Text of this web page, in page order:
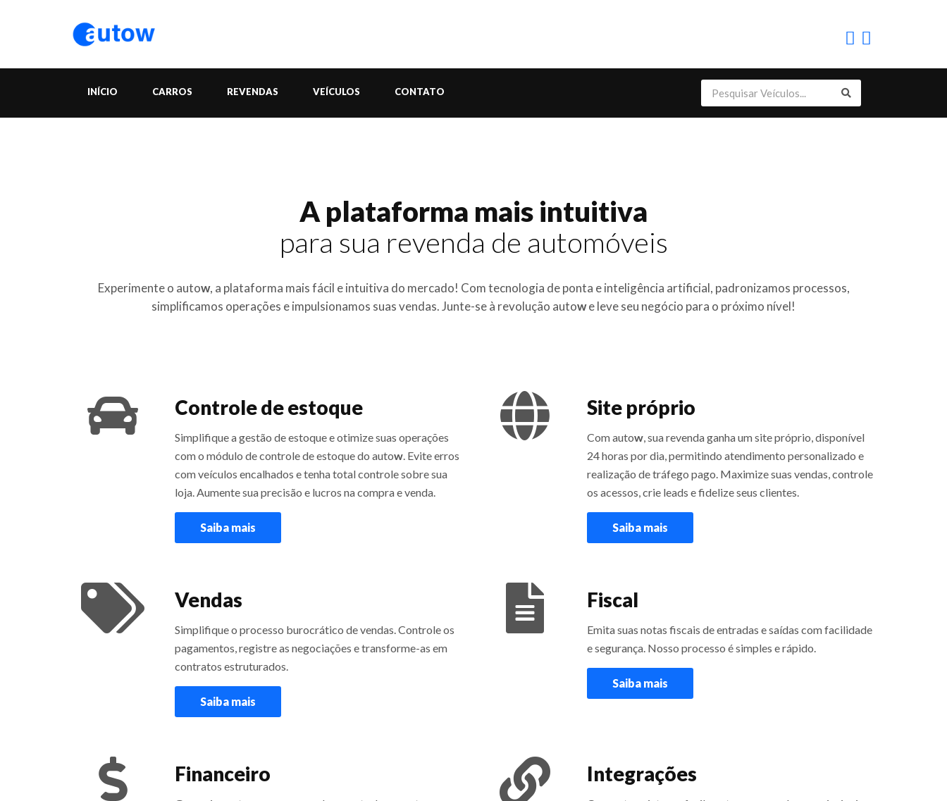
INÍCIO CARROS REVENDAS VEÍCULOS CONTATO
A plataforma mais intuitiva
para sua revenda de automóveis
Experimente o autow, a plataforma mais fácil e intuitiva do mercado! Com tecnologia de ponta e inteligência artificial, padronizamos processos,
simplificamos operações e impulsionamos suas vendas. Junte-se à revolução autowe leve seu negócio para o próximo nível!
Controle de estoque
Simplifique a gestão de estoque e otimize suas operações
com o módulo de controle de estoque do autow. Evite erros
com veículos encalhados e tenha total controle sobre sua
loja. Aumente sua precisão e lucros na compra e venda.
Saiba mais
Site próprio
Com autow, sua revenda ganha um site próprio, disponível
24 horas por dia, permitindo atendimento personalizado e
realização de tráfego pago. Maximize suas vendas, controle
os acessos, crie leads e fidelize seus clientes.
Saiba mais
Vendas
Simplifique o processo burocrático de vendas. Controle os
pagamentos, registre as negociações e transforme-as em
contratos estruturados.
Saiba mais
Fiscal
Emita suas notas fiscais de entradas e saídas com facilidade
e segurança. Nosso processo é simples e rápido.
Saiba mais
Financeiro Integrações